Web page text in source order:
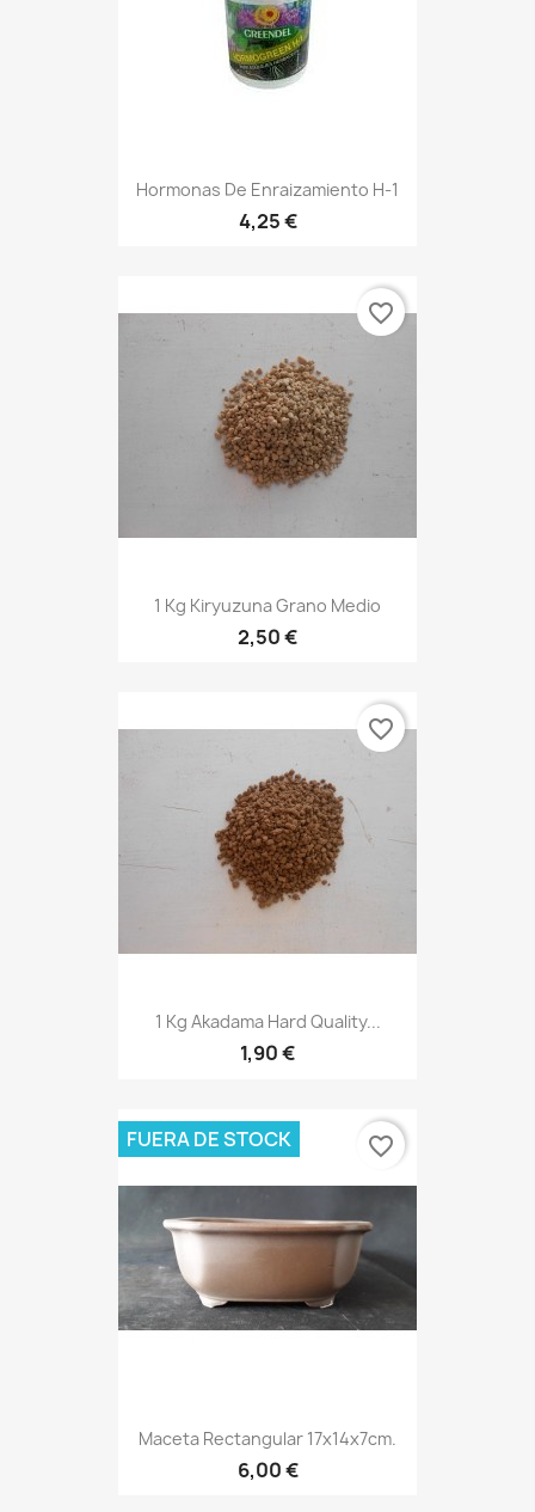
Hormonas De Enraizamiento H-1
4,25 €
1 Kg Kiryuzuna Grano Medio
2,50 €
favorite_border
1 Kg Akadama Hard Quality...
1,90 €
favorite_border
Maceta Rectangular 17x14x7cm.
6,00 €
FUERA DE STOCK favorite_border